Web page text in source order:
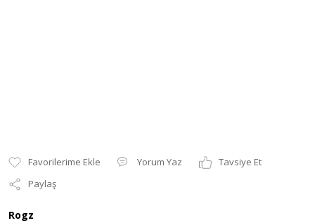
Yorum Yaz
Tavsiye Et
Paylaş
Rogz